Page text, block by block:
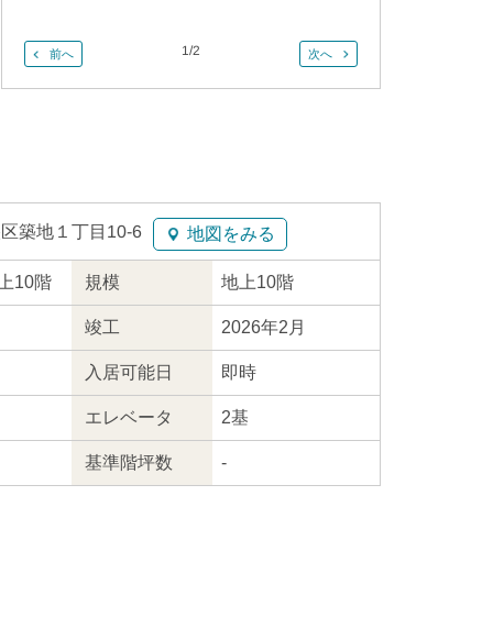
前へ 1/2 次へ
築地１丁目10-6 地図をみる
10階 規模 地上10階
竣工 2026年2月
入居可能日 即時
エレベータ 2基
基準階坪数 -